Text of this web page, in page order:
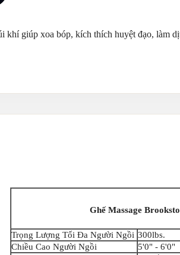
khí giúp xoa bóp, kích thích huyệt đạo, làm
Ghế Massage
Trọng Lượng Tối Đa Người Ngồi 300lbs.
Chiều Cao Người Ngồi
5'0" - 6'0"